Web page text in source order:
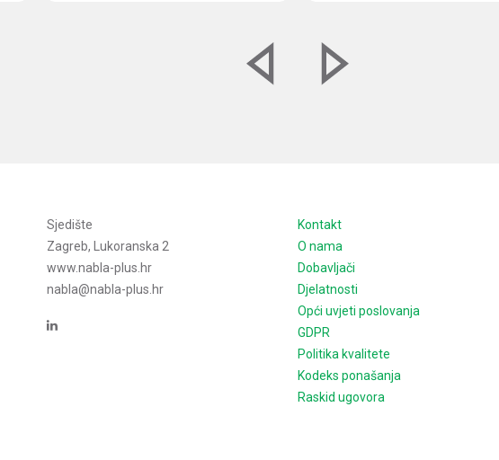
Sjedište
Zagreb, Lukoranska 2
www.nabla-plus.hr
nabla@nabla-plus.hr
Kontakt
O nama
Dobavljači
Djelatnosti
Opći uvjeti poslovanja
GDPR
Politika kvalitete
Kodeks ponašanja
Raskid ugovora